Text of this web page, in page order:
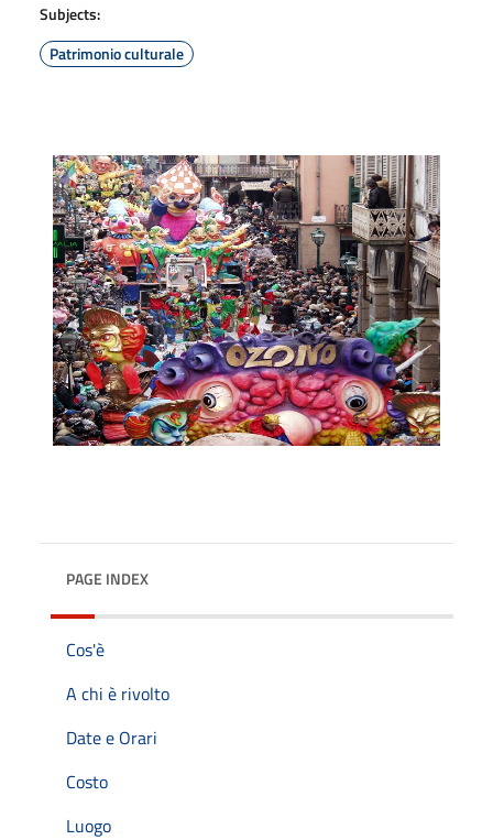
Subjects:
Patrimonio culturale
PAGE INDEX
Cos'è
A chi è rivolto
Date e Orari
Costo
Luogo